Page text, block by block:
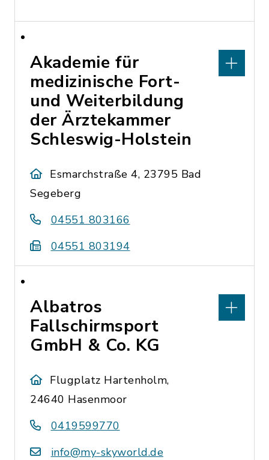
Akademie für
medizinische Fort-
und Weiterbildung
der Ärztekammer
Schleswig-Holstein
Esmarchstraße 4, 23795 Bad
Segeberg
04551 803166
04551 803194
Albatros
Fallschirmsport
GmbH & Co. KG
Flugplatz Hartenholm,
24640 Hasenmoor
0419599770
info@my-skyworld.de